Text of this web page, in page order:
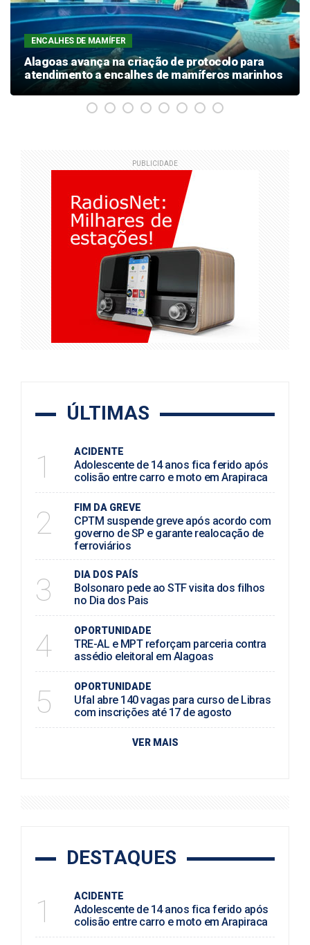
ENCALHES DE MAMÍFER
Alagoas avança na criação de protocolo para
atendimento a encalhes de mamíferos marinhos
PUBLICIDADE
ÚLTIMAS
1 ACIDENTE
Adolescente de 14 anos fica ferido após
colisão entre carro e moto em Arapiraca
2 FIM DA GREVE
CPTM suspende greve após acordo com
governo de SP e garante realocação de
ferroviários
3 DIA DOS PAÍS
Bolsonaro pede ao STF visita dos filhos
no Dia dos Pais
4 OPORTUNIDADE
TRE-AL e MPT reforçam parceria contra
assédio eleitoral em Alagoas
5 OPORTUNIDADE
Ufal abre 140 vagas para curso de Libras
com inscrições até 17 de agosto
VER MAIS
DESTAQUES
1 ACIDENTE
Adolescente de 14 anos fica ferido após
colisão entre carro e moto em Arapiraca